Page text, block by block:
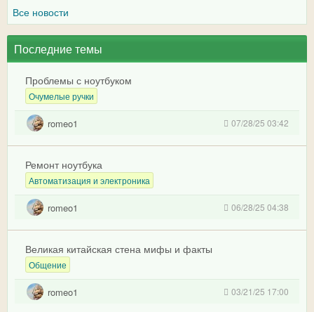
Все новости
Последние темы
Проблемы с ноутбуком
Очумелые ручки
romeo1 07/28/25 03:42
Ремонт ноутбука
Автоматизация и электроника
romeo1 06/28/25 04:38
Великая китайская стена мифы и факты
Общение
romeo1 03/21/25 17:00